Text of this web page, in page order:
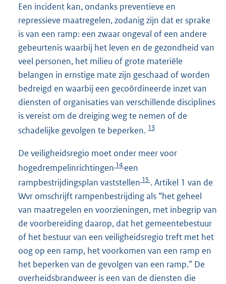
Een incident kan, ondanks preventieve en
repressieve maatregelen, zodanig zijn dat er sprake
is van een ramp: een zwaar ongeval of een andere
gebeurtenis waarbij het leven en de gezondheid van
veel personen, het milieu of grote materiële
belangen in ernstige mate zijn geschaad of worden
bedreigd en waarbij een gecoördineerde inzet van
diensten of organisaties van verschillende disciplines
is vereist om de dreiging weg te nemen of de
schadelijke gevolgen te beperken. 13
De veiligheidsregio moet onder meer voor
hogedrempelinrichtingen 14 een
rampbestrijdingsplan vaststellen 15 . Artikel 1 van de
Wvr omschrijft rampenbestrijding als “het geheel
van maatregelen en voorzieningen, met inbegrip van
de voorbereiding daarop, dat het gemeentebestuur
of het bestuur van een veiligheidsregio treft met het
oog op een ramp, het voorkomen van een ramp en
het beperken van de gevolgen van een ramp.” De
overheidsbrandweer is een van de diensten die